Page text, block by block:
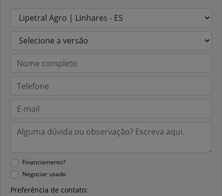
Financiamento?
Negociar usado
Preferência de contato: